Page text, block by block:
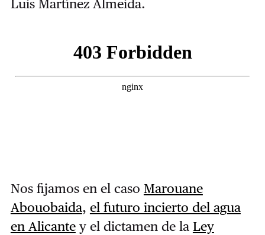
Luis Martínez Almeida.
Nos fijamos en el caso Marouane
Abouobaida, el futuro incierto del agua
en Alicantey el dictamen de la Ley